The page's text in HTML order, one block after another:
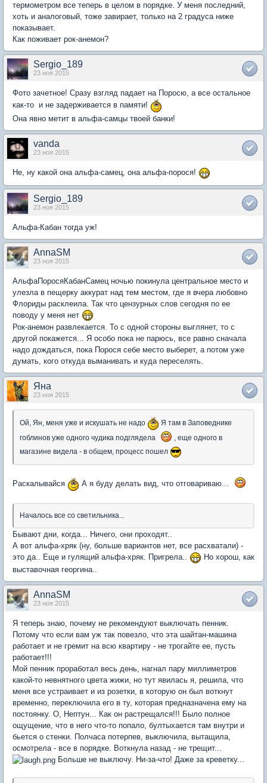
термометром все теперь в целом в порядке. У меня последний,
хоть и аналоговый, тоже завирает, только на 2 градуса ниже
показывает.
Как поживает рок-анемон?
Sergio_189
23 ноя 2015
Фото зачетное! Сразу взгляд падает на Поросю, а все остальное
как-то и не задерживается в памяти!
Она явно метит в альфа-самцы твоей банки!
vanda
23 ноя 2015
Не, ну какой она альфа-самец, она альфа-порося!
Sergio_189
23 ноя 2015
Альфа-Кабан тогда уж!
AnnaSM
23 ноя 2015
АльфаПоросяКабанСамец ночью покинула центральное место и
улезла в пещерку аккурат над тем местом, где я вчера любовно
Флориды расклеила. Так что цензурных слов сегодня по ее
поводу у меня нет
Рок-анемон развлекается. То с одной стороны выглянет, то с
другой покажется... Я особо пока не парюсь, все равно сначала
надо дождаться, пока Порося себе место выберет, а потом уже
думать, кого откуда выманивать и куда переселять.
Яна
23 ноя 2015
Ой, Ян, меня уже и искушать не надо
Я там в Заповеднике
гоблинов уже одного чудика подглядела
, еще одного в
магазине видела - в общем, процесс пошел
Раскалывайся А я буду делать вид, что отговариваю...
Началось все со светильника...
Бывают дни, когда... Ничего, они проходят..
А вот альфа-хряк (ну, больше вариантов нет, все расхватали) -
это да.. Еще и гулящий альфа-хряк. Пригрела..
Но хорош, как
выставочная георгина..
AnnaSM
23 ноя 2015
Я теперь знаю, почему не рекомендуют выключать пенник.
Потому что если вам уж так повезло, что эта шайтан-машина
работает и не гремит на всю квартиру - не трогайте ее, пусть
работает!!!
Мой пенник проработал весь день, нагнал пару миллиметров
какой-то невнятного цвета жижи, но тут явилась я, решила, что
меня все устраивает и из розетки, в которую он был воткнут
временно, переключила его в ту, которая предназначена ему на
постоянку. О, Нептун... Как он растрещался!!! Было полное
ощущение, что в него что-то попало, бултыхается там внутри и
бьется о стенки. Полчаса потерпев, выключила, вытащила,
осмотрела - все в порядке. Воткнула назад - не трещит...
Больше не выключу. Ни-за-что! Даже за креветку...